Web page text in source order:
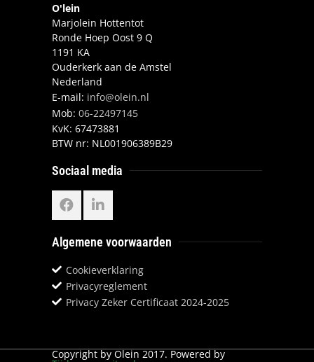
O'lein
Marjolein Hottentot
Ronde Hoep Oost 9 Q
1191 KA
Ouderkerk aan de Amstel
Nederland
E-mail: info@olein.nl
Mob: 06-22497145
KvK: 67473881
BTW nr: NL001906389B29
Sociaal media
Algemene voorwaarden
Cookieverklaring
Privacyreglement
Privacy Zeker Certificaat 2024-2025
Copyright by Olein 2017. Powered by